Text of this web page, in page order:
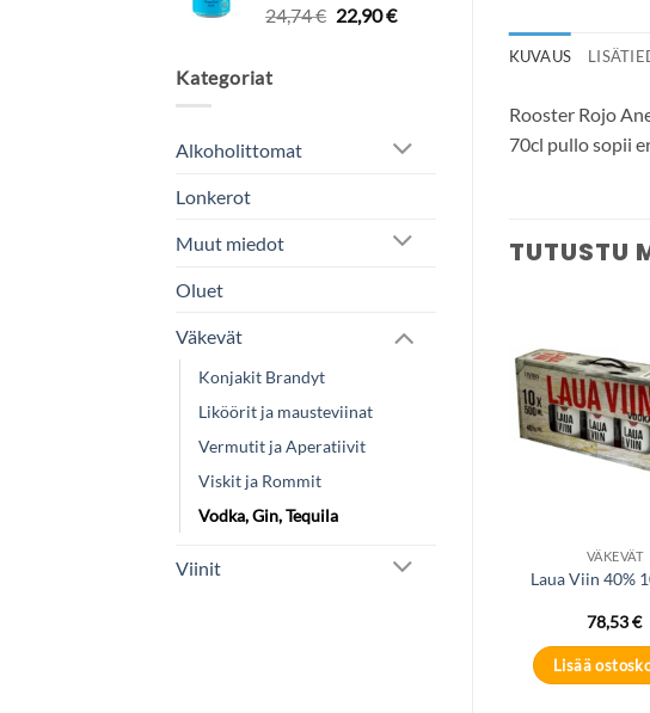
24,74€ Alkuperäinen
22,90€Nykyinen
Kategoriat
Alkoholittomat
Lonkerot
Muut miedot
Oluet
Väkevät
Konjakit Brandyt
Liköörit ja mausteviinat
Vermutit ja Aperatiivit
Viskit ja Rommit
Vodka, Gin, Tequila
Viinit
KUVAUS
Rooster Rojo
70cl pullo sopii
TUTUSTU
VÄKEVÄT
Laua Viin 40%
78,53€
Lisää
wishlist
Jaloviina 38% 50cl
Saaremaa Vodka 40%